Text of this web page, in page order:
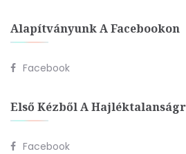
Alapítványunk A Facebookon
Facebook
Első Kézből A
Facebook